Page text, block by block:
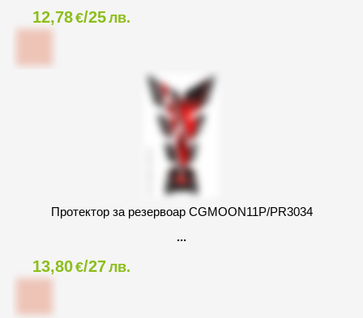
12,78€/25лв.
Протектор за резервоар CGMOON11P/PR3034
13,80€/27лв.